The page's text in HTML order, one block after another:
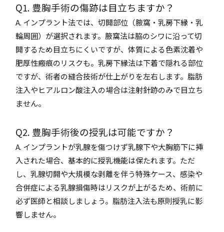
Q1. 豊胸手術の傷跡は目立ちますか？
A. インプラント法では、切開部位（腋窩・乳房下縁・乳
輪周囲）が選択されます。腋窩法は脇のシワに沿って切
開するため目立ちにくいですが、体質による色素沈着や
肥厚性瘢痕のリスクも。乳房下縁法は下着で隠れる部位
ですが、術者の縫合技術が仕上がりを左右します。脂肪
注入やヒアルロン酸注入の場合は注射針跡のみで目立ち
ません。
Q2. 豊胸手術後の授乳は可能ですか？
A. インプラントが乳腺を傷つけず乳腺下や大胸筋下に挿
入された場合、基本的に授乳機能は保たれます。ただ
し、乳腺切開や大規模な剥離を伴う特殊ケース、感染や
合併症による乳腺損傷時はリスクが上がるため、術前に
必ず医師と相談しましょう。脂肪注入法も原則授乳に影
響しません。